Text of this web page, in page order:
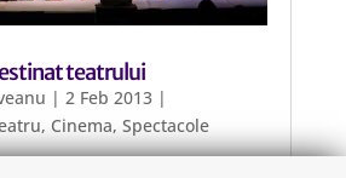
teatrului
| 2 Feb 2013|
Cinema, Spectacole